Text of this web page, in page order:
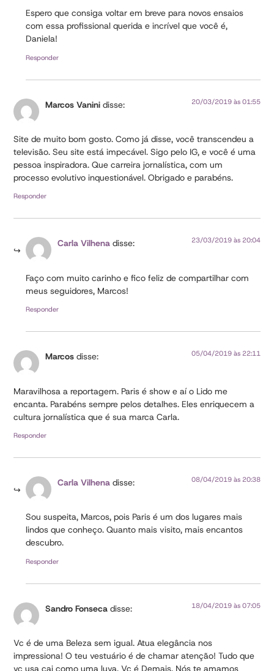
Espero que consiga voltar em breve para novos ensaios
com essa profissional querida e incrível que você é,
Daniela!
Responder
Marcos Vanini disse: 20/03/2019 às 01:55
Site de muito bom gosto. Como já disse, você transcendeu a
televisão. Seu site está impecável. Sigo pelo IG, e você é uma
pessoa inspiradora. Que carreira jornalística, com um
processo evolutivo inquestionável. Obrigado e parabéns.
Responder
Carla Vilhena disse: 23/03/2019 às 20:04
Faço com muito carinho e fico feliz de compartilhar com
meus seguidores, Marcos!
Responder
Marcos disse: 05/04/2019 às 22:11
Maravilhosa a reportagem. Paris é show e aí o Lido me
encanta. Parabéns sempre pelos detalhes. Eles enriquecem a
cultura jornalística que é sua marca Carla.
Responder
Carla Vilhena disse: 08/04/2019 às 20:38
Sou suspeita, Marcos, pois Paris é um dos lugares mais
lindos que conheço. Quanto mais visito, mais encantos
descubro.
Responder
Sandro Fonseca disse: 18/04/2019 às 07:05
Vc é de uma Beleza sem igual. Atua elegância nos
impressiona! O teu vestuário é de chamar atenção! Tudo que